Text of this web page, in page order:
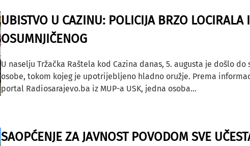
UBISTVO U CAZINU: POLICIJA BRZO LOCIRALA
OSUMNJIČENOG
U naselju Tržačka Raštela kod Cazina danas, 5. augusta je došlo
osobe, tokom kojeg je upotrijebljeno hladno oružje. Prema
portal Radiosarajevo.ba iz MUP-a USK, jedna osoba...
SAOPĆENJE ZA JAVNOST POVODOM SVE